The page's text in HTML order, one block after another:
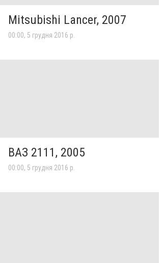
Mitsubishi Lancer, 2007
00:00, 5 грудня 2016 р.
ВАЗ 2111, 2005
00:00, 5 грудня 2016 р.